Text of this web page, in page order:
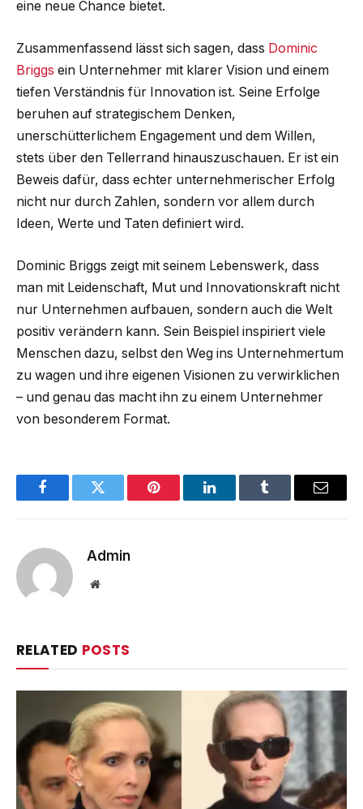
eine neue Chance bietet.
Zusammenfassend lässt sich sagen, dass Dominic
Briggs ein Unternehmer mit klarer Vision und einem
tiefen Verständnis für Innovation ist. Seine Erfolge
beruhen auf strategischem Denken,
unerschütterlichem Engagement und dem Willen,
stets über den Tellerrand hinauszuschauen. Er ist ein
Beweis dafür, dass echter unternehmerischer Erfolg
nicht nur durch Zahlen, sondern vor allem durch
Ideen, Werte und Taten definiert wird.
Dominic Briggs zeigt mit seinem Lebenswerk, dass
man mit Leidenschaft, Mut und Innovationskraft nicht
nur Unternehmen aufbauen, sondern auch die Welt
positiv verändern kann. Sein Beispiel inspiriert viele
Menschen dazu, selbst den Weg ins Unternehmertum
zu wagen und ihre eigenen Visionen zu verwirklichen
– und genau das macht ihn zu einem Unternehmer
von besonderem Format.
FacebookTwitter Pinterest LinkedInTumblr Email
Admin
Website
RELATED POSTS